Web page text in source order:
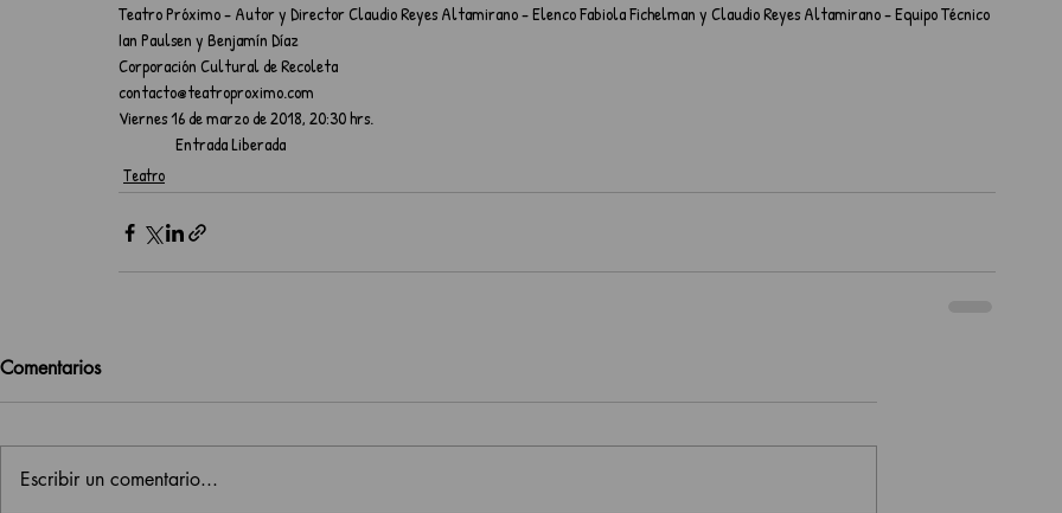
Teatro Próximo - Autor y Director Claudio Reyes Altamirano - Elenco Fabiola Fichelman y Claudio Reyes Altamirano - Equipo Técnico
Ian Paulsen y Benjamín Díaz
Corporación Cultural de Recoleta
contacto@teatroproximo.com
Viernes 16 de marzo de 2018, 20:30 hrs.
                Entrada Liberada
Teatro
Comentarios
Escribir un comentario...